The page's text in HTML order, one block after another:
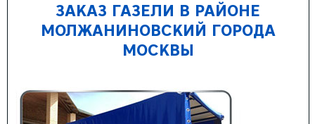
ЗАКАЗ ГАЗЕЛИ В РАЙОНЕ
МОЛЖАНИНОВСКИЙ ГОРОДА
МОСКВЫ